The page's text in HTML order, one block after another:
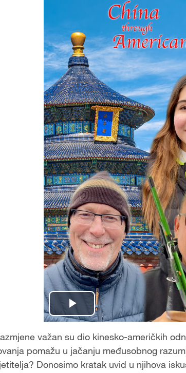
P
l
a
važan su dio kinesko-američkih
pomažu u jačanju međusobnog
Donosimo kratak uvid u njihova